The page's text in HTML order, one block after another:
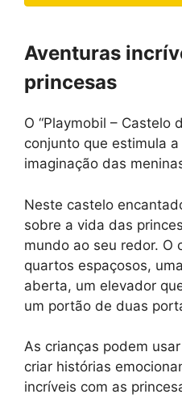
Aventuras
princesas
O “Playmobil – Castelo
conjunto que estimula
imaginação das
Neste castelo
sobre a vida das
mundo ao seu redor. O
quartos espaçosos,
aberta, um elevador
um portão de duas
As crianças podem
criar histórias
incríveis com as